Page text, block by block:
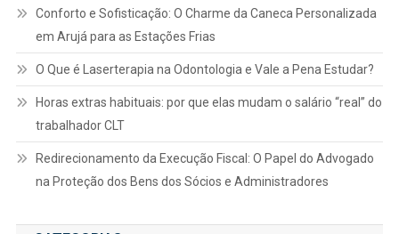
Conforto e Sofisticação: O Charme da Caneca Personalizada
em Arujá para as Estações Frias
O Que é Laserterapia na Odontologia e Vale a Pena Estudar?
Horas extras habituais: por que elas mudam o salário “real” do
trabalhador CLT
Redirecionamento da Execução Fiscal: O Papel do Advogado
na Proteção dos Bens dos Sócios e Administradores